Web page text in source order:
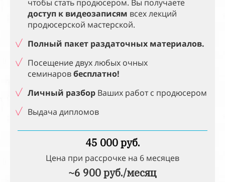
чтобы стать продюсером. Вы получаете
доступ к видеозаписям всех лекций
продюсерской мастерской.
Полный пакет раздаточных материалов.
Посещение двух любых очных
семинаровбесплатно!
Личный разбор Ваших работ с продюсером
Выдача дипломов
45 000 руб.
Цена при рассрочке на 6 месяцев
~6 900 руб./месяц